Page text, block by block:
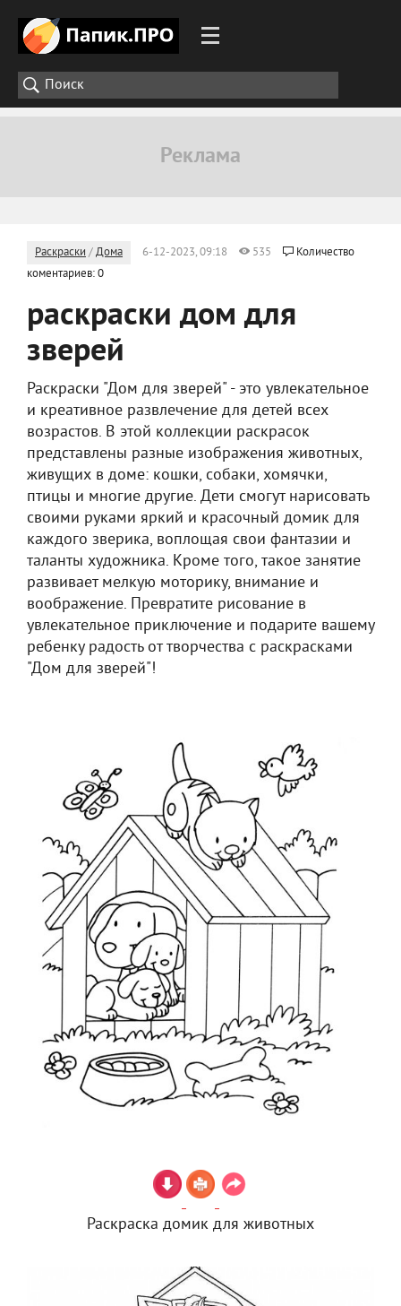
Раскраски /Дома 6-12-2023, 09:18 535
Количество
коментариев: 0
раскраски дом для
зверей
Раскраски "Дом для зверей" - это увлекательное
и креативное развлечение для детей всех
возрастов. В этой коллекции раскрасок
представлены разные изображения животных,
живущих в доме: кошки, собаки, хомячки,
птицы и многие другие. Дети смогут нарисовать
своими руками яркий и красочный домик для
каждого зверика, воплощая свои фантазии и
таланты художника. Кроме того, такое занятие
развивает мелкую моторику, внимание и
воображение. Превратите рисование в
увлекательное приключение и подарите вашему
ребенку радость от творчества с раскрасками
"Дом для зверей"!
Раскраска домик для животных